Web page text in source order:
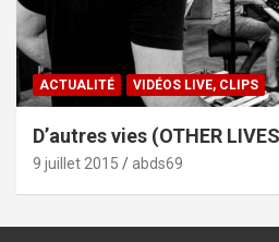
ACTUALITÉ VIDÉOS LIVE, CLIPS
D’autres vies (OTHER
9 juillet 2015 abds69